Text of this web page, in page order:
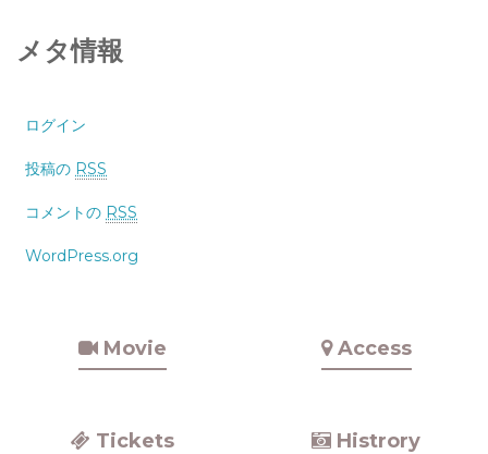
メタ情報
ログイン
投稿の RSS
コメントの RSS
WordPress.org
Movie Access
Tickets Histrory